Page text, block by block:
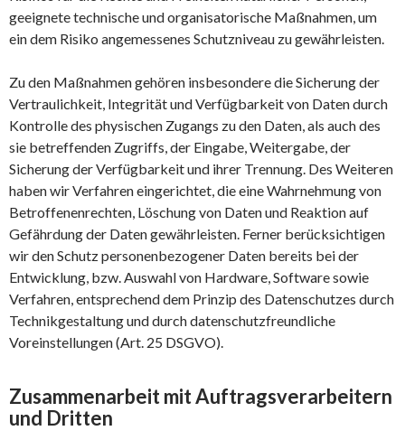
geeignete technische und organisatorische Maßnahmen, um
ein dem Risiko angemessenes Schutzniveau zu gewährleisten.
Zu den Maßnahmen gehören insbesondere die Sicherung der
Vertraulichkeit, Integrität und Verfügbarkeit von Daten durch
Kontrolle des physischen Zugangs zu den Daten, als auch des
sie betreffenden Zugriffs, der Eingabe, Weitergabe, der
Sicherung der Verfügbarkeit und ihrer Trennung. Des Weiteren
haben wir Verfahren eingerichtet, die eine Wahrnehmung von
Betroffenenrechten, Löschung von Daten und Reaktion auf
Gefährdung der Daten gewährleisten. Ferner berücksichtigen
wir den Schutz personenbezogener Daten bereits bei der
Entwicklung, bzw. Auswahl von Hardware, Software sowie
Verfahren, entsprechend dem Prinzip des Datenschutzes durch
Technikgestaltung und durch datenschutzfreundliche
Voreinstellungen (Art. 25 DSGVO).
Zusammenarbeit mit Auftragsverarbeitern
und Dritten